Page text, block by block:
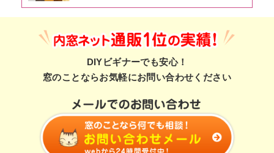
DIYビギナーでも安心！
窓のことならお気軽にお問い合わせください